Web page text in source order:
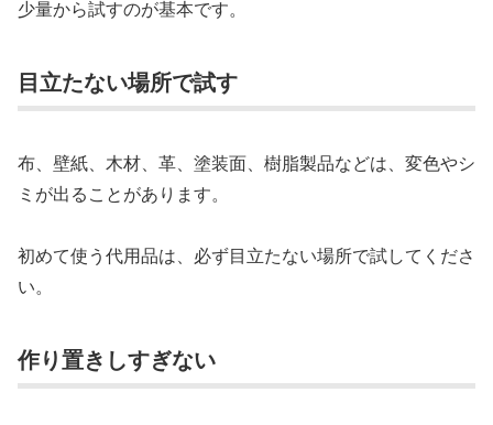
少量から試すのが基本です。
目立たない場所で試す
布、壁紙、木材、革、塗装面、樹脂製品などは、変色やシ
ミが出ることがあります。
初めて使う代用品は、必ず目立たない場所で試してくださ
い。
作り置きしすぎない